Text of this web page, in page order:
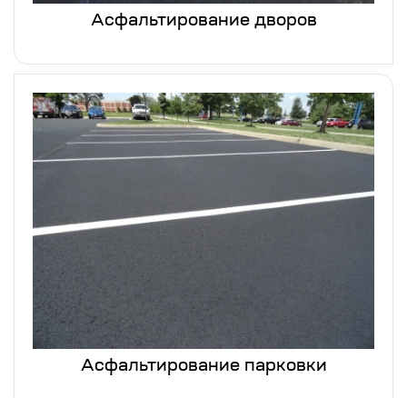
Асфальтирование дворов
Асфальтирование парковки